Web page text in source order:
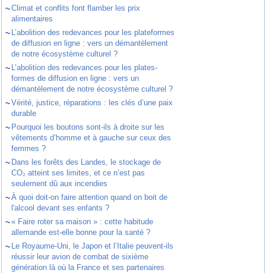
~Climat et conflits font flamber les prix
alimentaires
~ L’abolition des redevances pour les plateformes
de diffusion en ligne : vers un démantèlement
de notre écosystème culturel ?
~ L’abolition des redevances pour les plates-
formes de diffusion en ligne : vers un
démantèlement de notre écosystème culturel ?
~Vérité, justice, réparations : les clés d’une paix
durable
~ Pourquoi les boutons sont-ils à droite sur les
vêtements d’homme et à gauche sur ceux des
femmes ?
~ Dans les forêts des Landes, le stockage de
CO₂ atteint ses limites, et ce n’est pas
seulement dû aux incendies
~À quoi doit-on faire attention quand on boit de
l'alcool devant ses enfants ?
~« Faire roter sa maison » : cette habitude
allemande est-elle bonne pour la santé ?
~ Le Royaume-Uni, le Japon et l’Italie peuvent-ils
réussir leur avion de combat de sixième
génération là où la France et ses partenaires